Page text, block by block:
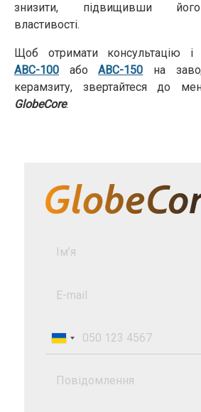
знизити, підвищивши його
властивості.
Щоб отримати консультацію
АВС-100 абоАВС-150 на
керамзиту, звертайтеся до
GlobeCore.